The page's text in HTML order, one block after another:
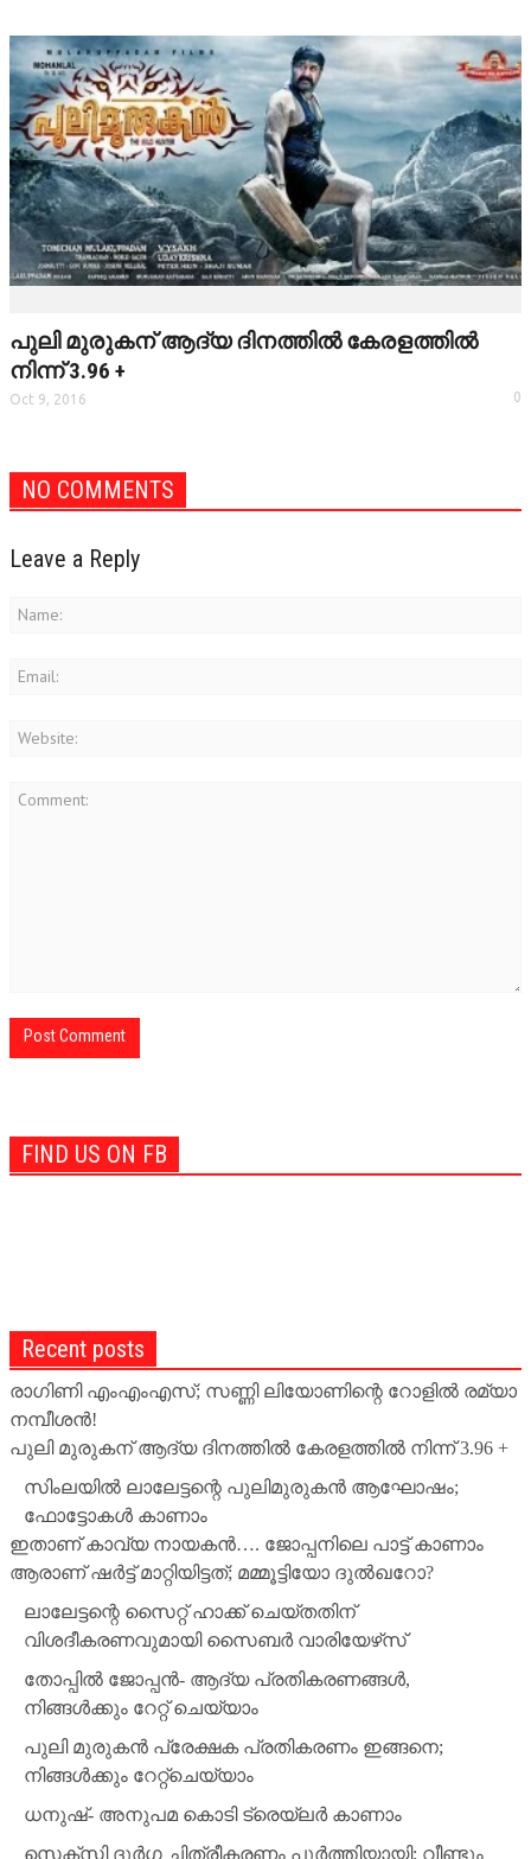
പുലി മുരുകന് ആദ്യ ദിനത്തില്‍ കേരളത്തില്‍
നിന്ന് 3.96 +
Oct 9, 2016 0
NO COMMENTS
Leave a Reply
FIND US ON FB
Recent posts
രാഗിണി എംഎംഎസ്; സണ്ണി ലിയോണിന്റെ റോളില്‍ രമ്യാ
നമ്പീശന്‍!
പുലി മുരുകന് ആദ്യ ദിനത്തില്‍ കേരളത്തില്‍ നിന്ന് 3.96 +
സിംലയില്‍ ലാലേട്ടന്റെ പുലിമുരുകന്‍ ആഘോഷം;
ഫോട്ടോകള്‍ കാണാം
ഇതാണ് കാവ്യ നായകന്‍…. ജോപ്പനിലെ പാട്ട് കാണാം
ആരാണ് ഷര്‍ട്ട് മാറ്റിയിട്ടത്; മമ്മൂട്ടിയോ ദുല്‍ഖറോ?
ലാലേട്ടന്റെ സൈറ്റ് ഹാക്ക് ചെയ്തതിന്
വിശദീകരണവുമായി സൈബര്‍ വാരിയേഴ്‌സ്
തോപ്പില്‍ ജോപ്പന്‍- ആദ്യ പ്രതികരണങ്ങള്‍,
നിങ്ങള്‍ക്കും റേറ്റ് ചെയ്യാം
പുലി മുരുകന്‍ പ്രേക്ഷക പ്രതികരണം ഇങ്ങനെ;
നിങ്ങള്‍ക്കും റേറ്റ്‌ചെയ്യാം
ധനുഷ്- അനുപമ കൊടി ട്രെയ്‌ലര്‍ കാണാം
സെക്‌സി ദുര്‍ഗ ചിത്രീകരണം പൂര്‍ത്തിയായി; വീണ്ടും